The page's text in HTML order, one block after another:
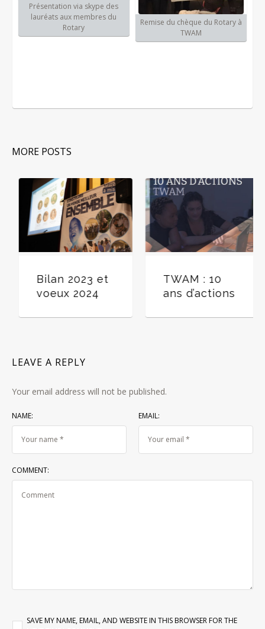
Présentation via skype des
lauréats aux membres du
Rotary
Remise du chèque du Rotary à
TWAM
MORE POSTS
leçons à
du
:
Bilan 2023 et
voeux 2024
LEAVE A REPLY
Your email address will not be published.
NAME: